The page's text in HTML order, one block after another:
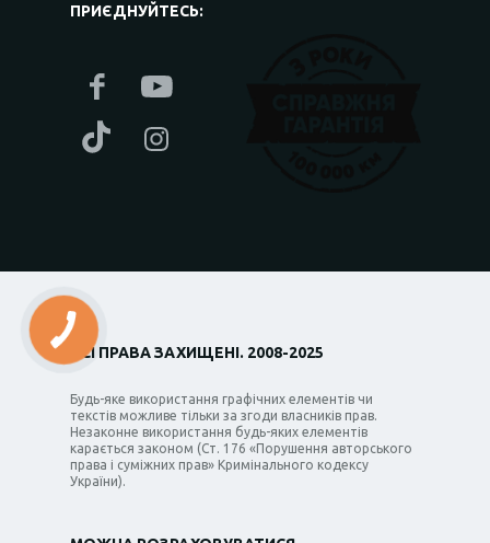
ПРИЄДНУЙТЕСЬ:
ВСІ ПРАВА ЗАХИЩЕНІ. 2008-2025
Будь-яке використання графічних елементів чи
текстів можливе тільки за згоди власників прав.
Незаконне використання будь-яких елементів
карається законом (Ст. 176 «Порушення авторського
права і суміжних прав» Кримінального кодексу
України).